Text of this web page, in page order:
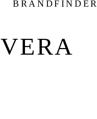
BRANDFINDER